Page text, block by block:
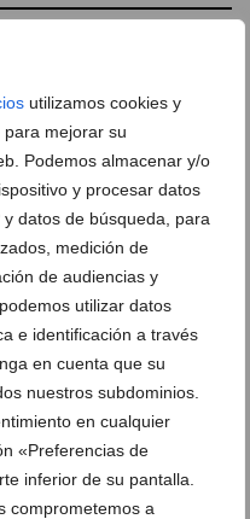
utilizamos cookies y
mejorar su
Podemos almacenar y/o
y procesar datos
datos de búsqueda, para
medición de
de audiencias y
utilizar datos
e identificación a través
en cuenta que su
nuestros subdominios.
en cualquier
«Preferencias de
inferior de su pantalla.
comprometemos a